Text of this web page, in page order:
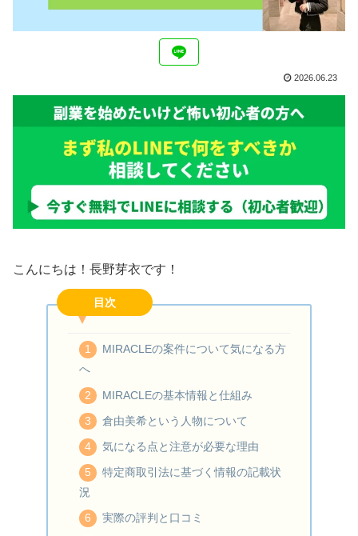
2026.06.23
こんにちは！長野芽衣です！
目次
MIRACLEの案件について気になる方
へ
MIRACLEの基本情報と仕組み
倉由美希という人物について
気になる点と注意が必要な理由
特定商取引法に基づく情報の記載状
況
実際の評判と口コミ